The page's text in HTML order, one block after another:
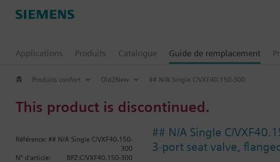
Applications Produits Catalogue Guide de remplacement
Produits confort Old2New ## N/A Single C/VXF40.150-300
This product is discontinued.
## N/A Single C/
3-port seat valve,
Référence: ## N/A Single C/VXF40.150-
300
N° d'article:
BPZ:C/VXF40.150-300